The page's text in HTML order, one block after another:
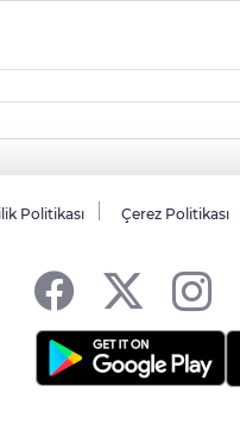
Politikası Çerez Politikası